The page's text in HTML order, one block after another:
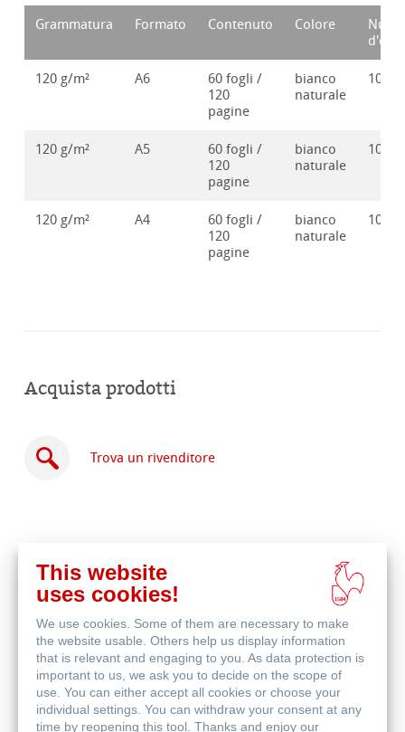
Grammatura Formato Contenuto Colore
120 g/m² A6
60 fogli /
120
pagine
bianco
naturale
120 g/m² A5
60 fogli /
120
pagine
bianco
naturale
120 g/m² A4
60 fogli /
120
pagine
bianco
naturale
Acquista prodotti
Trova un rivenditore
Acquista
online
This website
uses cookies!
We use cookies. Some of them are necessary to make
the website usable. Others help us display information
that is relevant and engaging to you. As data protection is
important to us, we ask you to decide on the scope of
use. You can either accept all cookies or choose your
individual settings. You can withdraw your consent at any
time by reopening this tool. Thanks and enjoy our